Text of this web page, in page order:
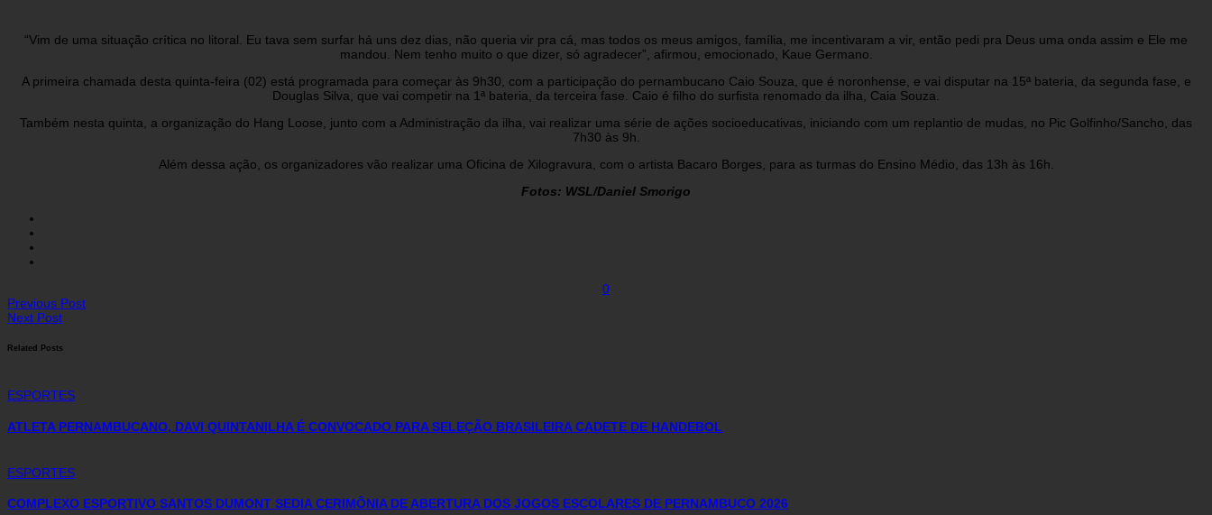
“Vim de uma situação crítica no litoral. Eu tava sem surfar há uns dez dias, não queria vir pra cá, mas todos os meus amigos, família, me incentivaram a vir, então pedi pra Deus uma onda assim e Ele me
mandou. Nem tenho muito o que dizer, só agradecer”, afirmou, emocionado, Kaue Germano.
A primeira chamada desta quinta-feira (02) está programada para começar às 9h30, com a participação do pernambucano Caio Souza, que é noronhense, e vai disputar na 15ª bateria, da segunda fase, e
Douglas Silva, que vai competir na 1ª bateria, da terceira fase. Caio é filho do surfista renomado da ilha, Caia Souza.
Também nesta quinta, a organização do Hang Loose, junto com a Administração da ilha, vai realizar uma série de ações socioeducativas, iniciando com um replantio de mudas, no Pic Golfinho/Sancho, das
7h30 às 9h.
Além dessa ação, os organizadores vão realizar uma Oficina de Xilogravura, com o artista Bacaro Borges, para as turmas do Ensino Médio, das 13h às 16h.
Fotos: WSL/Daniel Smorigo
0
Previous Post
Next Post
Related Posts
ESPORTES
ATLETA PERNAMBUCANO, DAVI QUINTANILHA É CONVOCADO PARA SELEÇÃO BRASILEIRA CADETE DE HANDEBOL
ESPORTES
COMPLEXO ESPORTIVO SANTOS DUMONT SEDIA CERIMÔNIA DE ABERTURA DOS JOGOS ESCOLARES DE PERNAMBUCO 2026